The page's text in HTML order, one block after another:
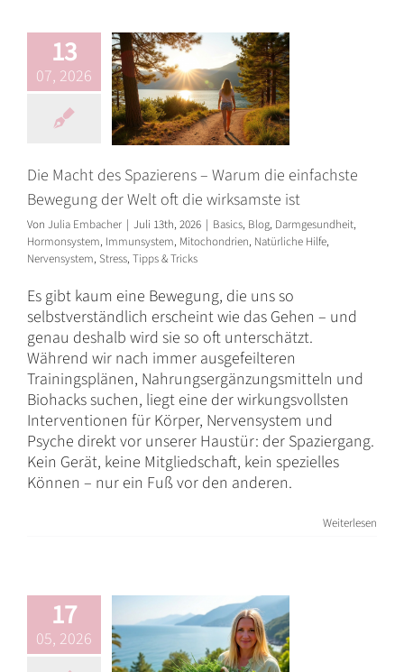
13
07, 2026
Basics Blog
Darmgesundheit
Hormonsystem
Immunsystem
Mitochondrien Natürliche
Hilfe Nervensystem Stress
Tipps & Tricks
Die Macht des Spazierens – Warum die einfachste
Bewegung der Welt oft die wirksamste ist
Von Julia Embacher | Juli 13th, 2026 | Basics, Blog, Darmgesundheit,
Hormonsystem, Immunsystem, Mitochondrien, Natürliche Hilfe,
Nervensystem, Stress, Tipps & Tricks
Es gibt kaum eine Bewegung, die uns so
selbstverständlich erscheint wie das Gehen – und
genau deshalb wird sie so oft unterschätzt.
Während wir nach immer ausgefeilteren
Trainingsplänen, Nahrungsergänzungsmitteln und
Biohacks suchen, liegt eine der wirkungsvollsten
Interventionen für Körper, Nervensystem und
Psyche direkt vor unserer Haustür: der Spaziergang.
Kein Gerät, keine Mitgliedschaft, kein spezielles
Können – nur ein Fuß vor den anderen.
Weiterlesen
17
05, 2026
Das Paradies der
Küchenkräuter –
Blog
Darmflora
Darmgesundheit
Natürliche Hilfe
Rezepte Tipps & Tricks